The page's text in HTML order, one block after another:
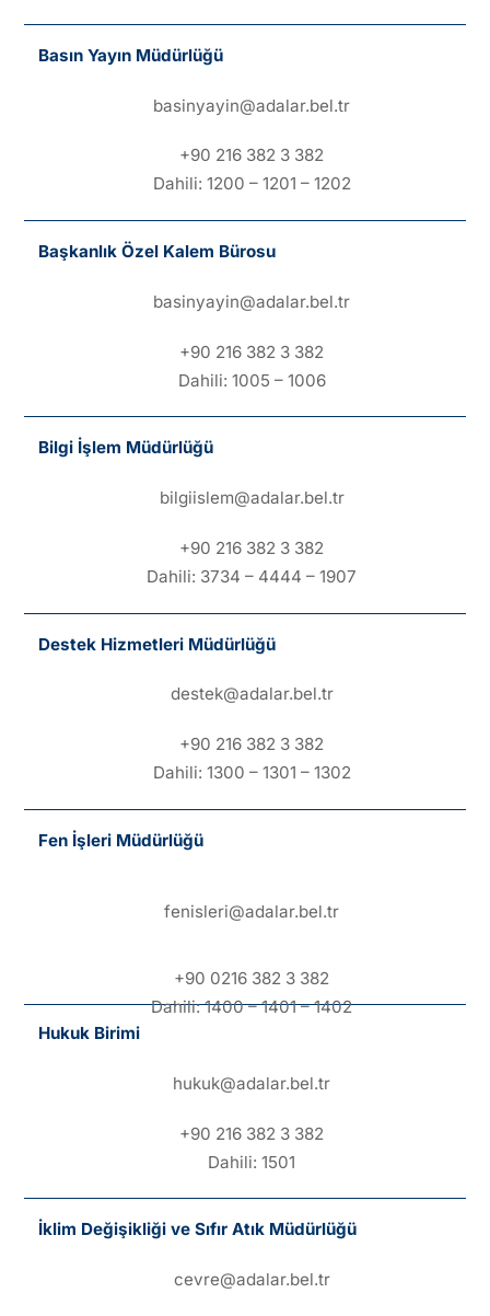
Basın Yayın Müdürlüğü
basinyayin@adalar.bel.tr
+90 216 382 3 382
Dahili: 1200 – 1201 – 1202
Başkanlık Özel Kalem Bürosu
basinyayin@adalar.bel.tr
+90 216 382 3 382
Dahili: 1005 – 1006
Bilgi İşlem Müdürlüğü
bilgiislem@adalar.bel.tr
+90 216 382 3 382
Dahili: 3734 – 4444 – 1907
Destek Hizmetleri Müdürlüğü
destek@adalar.bel.tr
+90 216 382 3 382
Dahili: 1300 – 1301 – 1302
Fen İşleri Müdürlüğü
fenisleri@adalar.bel.tr
+90 0216 382 3 382
Dahili: 1400 – 1401 – 1402
Hukuk Birimi
hukuk@adalar.bel.tr
+90 216 382 3 382
Dahili: 1501
İklim Değişikliği ve Sıfır Atık Müdürlüğü
cevre@adalar.bel.tr